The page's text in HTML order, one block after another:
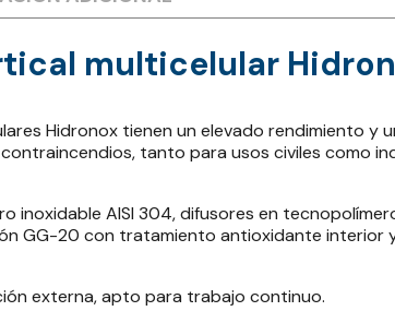
multicelular
Hidronox tienen un elevado rendimiento
tanto para usos civiles como
inoxidable AISI 304, difusores en
GG-20 con tratamiento antioxidante interior
externa, apto para trabajo continuo.